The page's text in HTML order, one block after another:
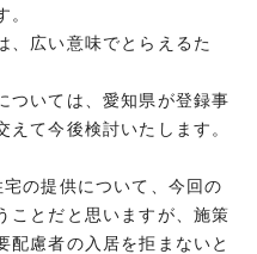
。
広い意味でとらえるた
いては、愛知県が登録事
て今後検討いたします。
の提供について、今回の
ことだと思いますが、施策
配慮者の入居を拒まないと